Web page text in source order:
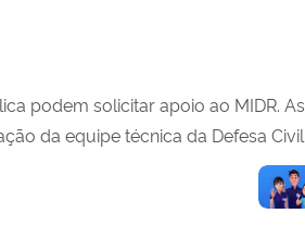
podem solicitar apoio ao MIDR. As
da equipe técnica da Defesa Civil